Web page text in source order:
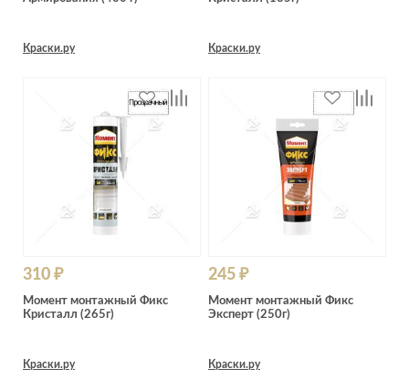
Краски.ру Краски.ру
310 ₽
Момент монтажный Фикс
Кристалл (265г)
Краски.ру
245 ₽
Момент монтажный Фикс
Эксперт (250г)
Краски.ру